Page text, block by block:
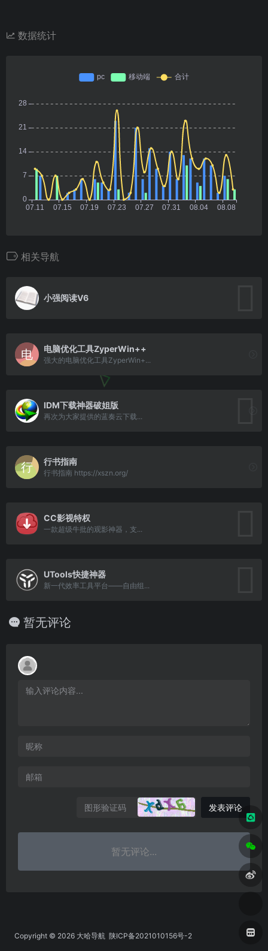
数据统计
相关导航
小强阅读V6
电脑优化工具ZyperWin++
强大的电脑优化工具ZyperWin+...
IDM下载神器破姐版
再次为大家提供的蓝奏云下载...
行书指南
行书指南 https://xszn.org/
CC影视特权
一款超级牛批的观影神器，支...
UTools快捷神器
新一代效率工具平台——自由组...
暂无评论
发表评论
暂无评论...
Copyright © 2026 大哈导航 陕ICP备2021010156号-2